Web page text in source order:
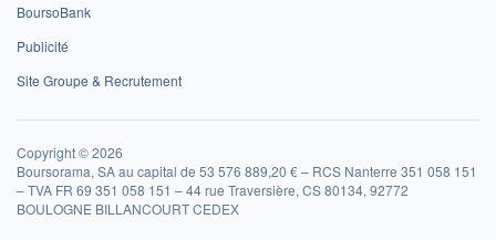
BoursoBank
Publicité
Site Groupe & Recrutement
Copyright © 2026
Boursorama, SA au capital de 53 576 889,20 € – RCS Nanterre 351 058 151
– TVA FR 69 351 058 151 – 44 rue Traversière, CS 80134, 92772
BOULOGNE BILLANCOURT CEDEX